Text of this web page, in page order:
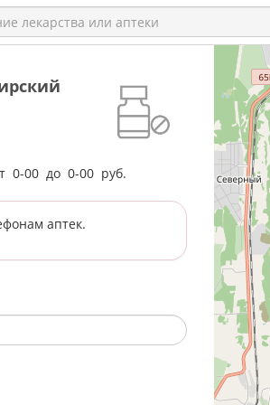
0-00 до 0-00 руб.
аптек.